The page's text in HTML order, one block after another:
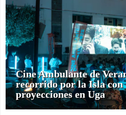
Cine Ambulante de
recorrido por la Isla con
proyecciones en Uga